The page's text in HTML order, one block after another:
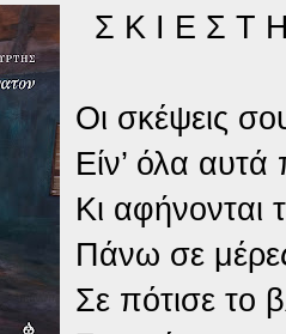
Σ Κ Ι Ε Σ Τ
Οι σκέψεις
Είν’ όλα
Κι αφήνονται
Πάνω σε
Σε πότισε το